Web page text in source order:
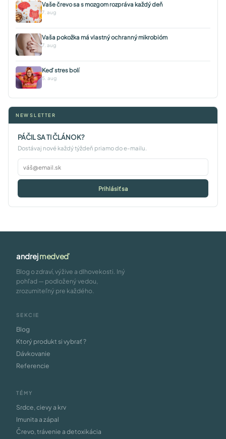
Vaše črevo sa s mozgom rozpráva každý deň
7. aug
Vaša pokožka má vlastný ochranný mikrobióm
7. aug
Keď stres bolí
5. aug
NEWSLETTER
PÁČIL SA TI ČLÁNOK?
Dostávaj nové každý týždeň priamo do e-mailu.
Prihlásiť sa
andrejmedveď
Blog o zdraví, výžive a dlhovekosti. Iný
pohľad — podložený vedou,
zrozumiteľný pre každého.
SEKCIE
Blog
Ktorý produkt si vybrať ?
Dávkovanie
Referencie
TÉMY
Srdce, cievy a krv
Imunita a zápal
Črevo, trávenie a detoxikácia